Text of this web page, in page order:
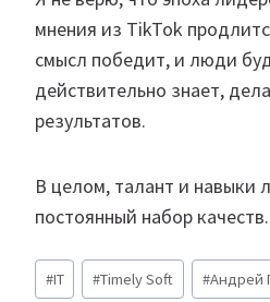
мнения из TikTok
смысл победит, и люди
действительно знает,
результатов.
В целом, талант и навыки
постоянный набор качеств.
Метки
записи:
#IT #Timely Soft #Андрей